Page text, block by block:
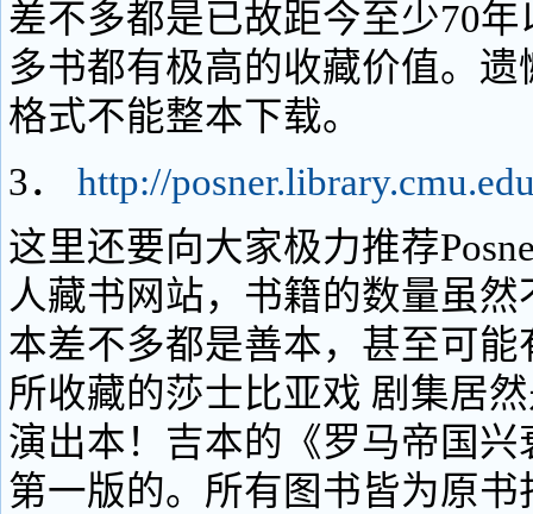
差不多都是已故距今至少70
多书都有极高的收藏价值。遗
格式不能整本下载。
3． http://
这里还要向大家极力推荐
人藏书网站，书籍的数量虽
本差不多都是善本，甚至可
所收藏的莎士比亚戏 剧集居
演出本！吉本的《罗马帝国
第一版的。所有图书皆为原